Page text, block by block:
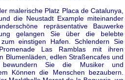
malerische Platz Placa de Catalunya,
die Neustadt Example miteinander
repräsentative Bauwerke
gelangen Sie über die belebte
einstigen Hafen. Schlendern Sie
Las Ramblas mit ihren
Blumenläden, edlen Straßencafes und
Sie die Musiker und
Können die Menschen bezaubern.